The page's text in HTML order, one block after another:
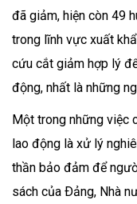
đã giảm, hiện còn 49
trong lĩnh vực xuất
cứu cắt giảm hợp lý
động, nhất là những
Một trong những việc
lao động là xử lý
thần bảo đảm để
sách của Ðảng, Nhà